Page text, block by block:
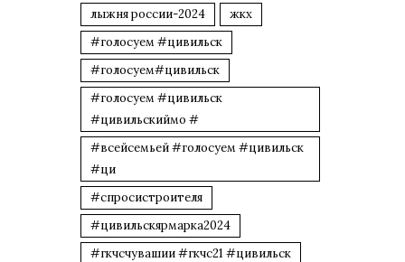
лыжня россии-2024
жкх
#голосуем #цивильск
#голосуем#цивильск
#голосуем #цивильск
#цивильскиймо #
#всейсемьей #голосуем #цивильск
#ци
#спросистроителя
#цивильскярмарка2024
#гкчсчувашии #гкчс21 #цивильск